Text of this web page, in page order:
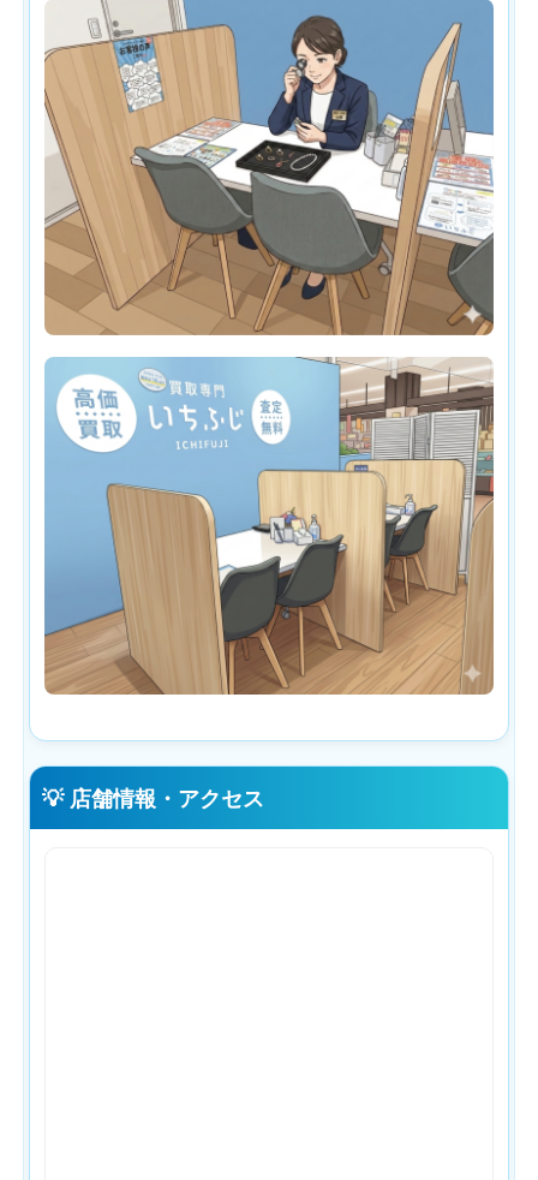
💡 店舗情報・アクセス